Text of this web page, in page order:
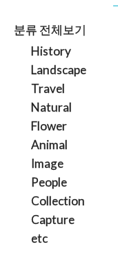
분류 전체보기
History
Landscape
Travel
Natural
Flower
Animal
Image
People
Collection
Capture
etc